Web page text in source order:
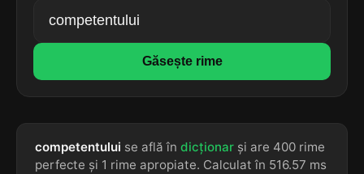
Găsește rime
competentului se află în dicționar și are 400 rime
perfecte și 1 rime apropiate. Calculat în 516.57 ms